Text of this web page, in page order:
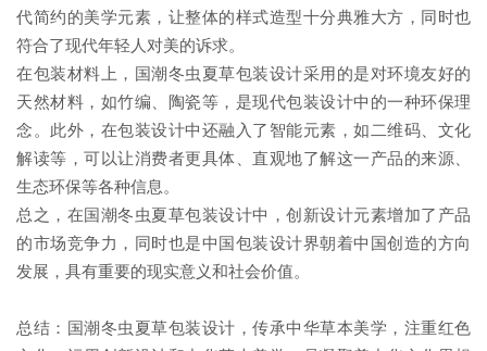
代简约的美学元素，让整体的样式造型十分典雅大方，同时也
符合了现代年轻人对美的诉求。
在包装材料上，国潮冬虫夏草包装设计采用的是对环境友好的
天然材料，如竹编、陶瓷等，是现代包装设计中的一种环保理
念。此外，在包装设计中还融入了智能元素，如二维码、文化
解读等，可以让消费者更具体、直观地了解这一产品的来源、
生态环保等各种信息。
总之，在国潮冬虫夏草包装设计中，创新设计元素增加了产品
的市场竞争力，同时也是中国包装设计界朝着中国创造的方向
发展，具有重要的现实意义和社会价值。
总结：国潮冬虫夏草包装设计，传承中华草本美学，注重红色